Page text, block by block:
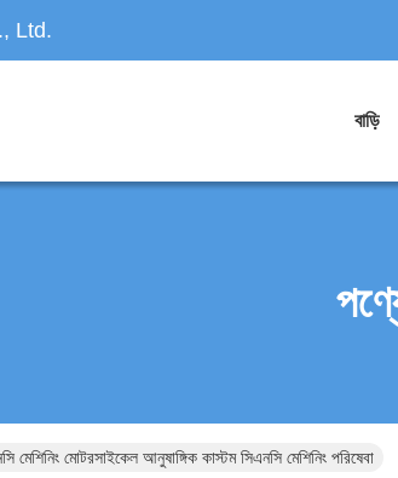
Ltd.
বাড়ি
মেশিনিং মোটরসাইকেল আনুষাঙ্গিক কাস্টম সিএনসি মেশিনিং পরিষেবা